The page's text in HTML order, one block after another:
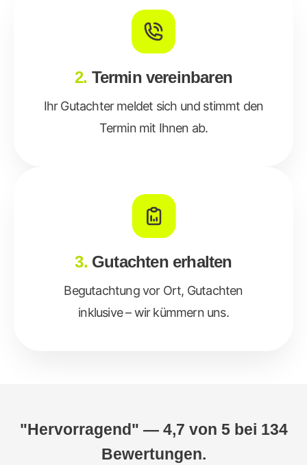
2. Termin vereinbaren
Ihr Gutachter meldet sich und stimmt den
Termin mit Ihnen ab.
3. Gutachten erhalten
Begutachtung vor Ort, Gutachten
inklusive – wir kümmern uns.
"Hervorragend" — 4,7 von 5 bei 134
Bewertungen.